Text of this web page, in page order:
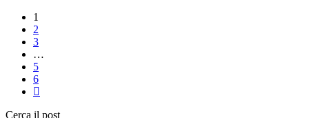
1
2
3
…
5
6
Cerca il post